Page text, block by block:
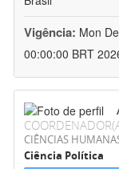
Vigência: Mon
00:00:00 BRT
CIÊNCIAS
Ciência Política